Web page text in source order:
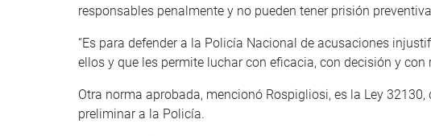
responsables penalmente y no pueden tener prisión
“Es para defender a la Policía Nacional de acusaciones
ellos y que les permite luchar con eficacia, con decisión y
Otra norma aprobada, mencionó Rospigliosi, es la Ley
preliminar a la Policía.